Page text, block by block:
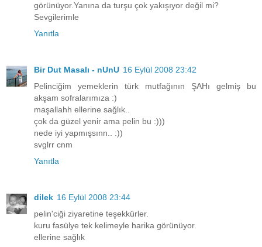
görünüyor.Yanına da turşu çok yakışıyor değil mi?
Sevgilerimle
Yanıtla
Bir Dut Masalı - nUnU 16 Eylül 2008 23:42
Pelinciğim yemeklerin türk mutfağının ŞAHı gelmiş bu
akşam sofralarımıza :)
maşallahh ellerine sağlık..
çok da güzel yenir ama pelin bu :)))
nede iyi yapmışsınn.. :))
svglrr cnm
Yanıtla
dilek 16 Eylül 2008 23:44
pelin'ciği ziyaretine teşekkürler.
kuru fasülye tek kelimeyle harika görünüyor.
ellerine sağlık